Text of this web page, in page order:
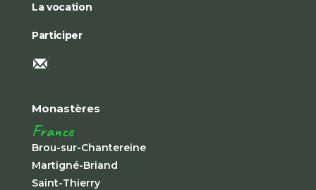
La vocation
Participer
Monastères
France
Brou-sur-Chantereine
Martigné-Briand
Saint-Thierry